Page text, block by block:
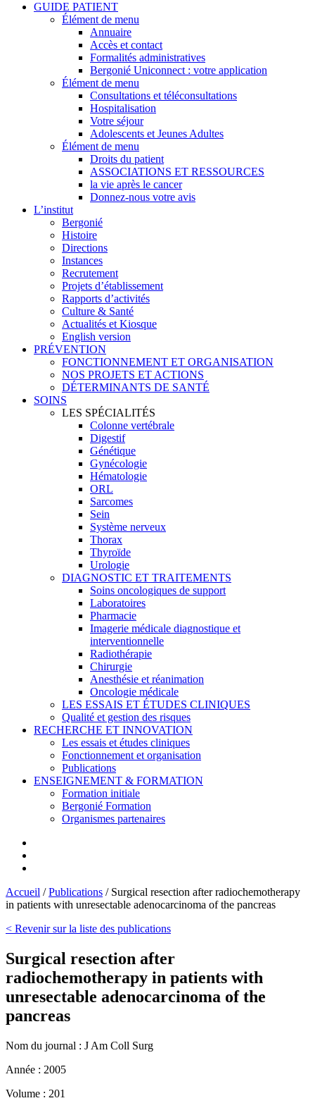
GUIDE PATIENT
Élément de menu
Annuaire
Accès et contact
Formalités administratives
Bergonié Uniconnect : votre application
Élément de menu
Consultations et téléconsultations
Hospitalisation
Votre séjour
Adolescents et Jeunes Adultes
Élément de menu
Droits du patient
ASSOCIATIONS ET RESSOURCES
la vie après le cancer
Donnez-nous votre avis
L’institut
Bergonié
Histoire
Directions
Instances
Recrutement
Projets d’établissement
Rapports d’activités
Culture & Santé
Actualités et Kiosque
English version
PRÉVENTION
FONCTIONNEMENT ET ORGANISATION
NOS PROJETS ET ACTIONS
DÉTERMINANTS DE SANTÉ
SOINS
LES SPÉCIALITÉS
Colonne vertébrale
Digestif
Génétique
Gynécologie
Hématologie
ORL
Sarcomes
Sein
Système nerveux
Thorax
Thyroïde
Urologie
DIAGNOSTIC ET TRAITEMENTS
Soins oncologiques de support
Laboratoires
Pharmacie
Imagerie médicale diagnostique et
interventionnelle
Radiothérapie
Chirurgie
Anesthésie et réanimation
Oncologie médicale
LES ESSAIS ET ÉTUDES CLINIQUES
Qualité et gestion des risques
RECHERCHE ET INNOVATION
Les essais et études cliniques
Fonctionnement et organisation
Publications
ENSEIGNEMENT & FORMATION
Formation initiale
Bergonié Formation
Organismes partenaires
Accueil /Publications / Surgical resection after radiochemotherapy
in patients with unresectable adenocarcinoma of the pancreas
< Revenir sur la liste des publications
Surgical resection after
radiochemotherapy in patients with
unresectable adenocarcinoma of the
pancreas
Nom du journal : J Am Coll Surg
Année : 2005
Volume : 201